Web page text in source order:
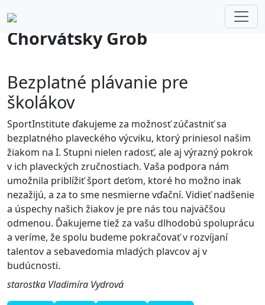
Chorvátsky Grob
Bezplatné plávanie pre
školákov
SportInstitute ďakujeme za možnosť zúčastniť sa
bezplatného plaveckého výcviku, ktorý priniesol našim
žiakom na I. Stupni nielen radosť, ale aj výrazný pokrok
v ich plaveckých zručnostiach. Vaša podpora nám
umožnila priblížiť šport deťom, ktoré ho možno inak
nezažijú, a za to sme nesmierne vďační. Vidieť nadšenie
a úspechy našich žiakov je pre nás tou najväčšou
odmenou. Ďakujeme tiež za vašu dlhodobú spoluprácu
a veríme, že spolu budeme pokračovať v rozvíjaní
talentov a sebavedomia mladých plavcov aj v
budúcnosti.
starostka Vladimíra Vydrová